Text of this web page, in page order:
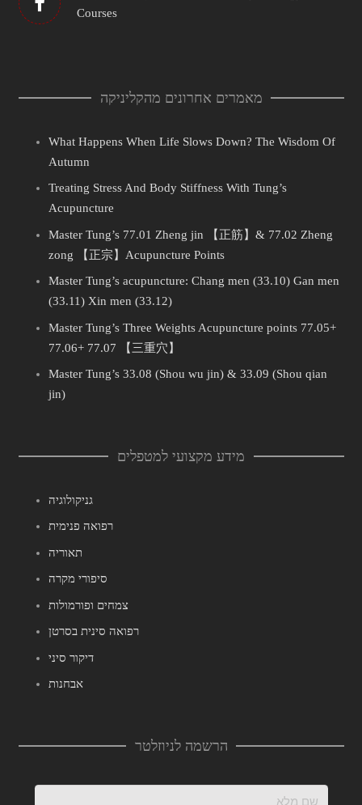
Courses
מאמרים אחרונים מהקליניקה
What Happens When Life Slows Down? The Wisdom Of
Autumn
Treating Stress And Body Stiffness With Tung’s
Acupuncture
Master Tung’s 77.01 Zheng jin 【正筋】& 77.02 Zheng
zong 【正宗】Acupuncture Points
Master Tung’s acupuncture: Chang men (33.10) Gan men
(33.11) Xin men (33.12)
Master Tung’s Three Weights Acupuncture points 77.05+
77.06+ 77.07 【三重穴】
Master Tung’s 33.08 (Shou wu jin) & 33.09 (Shou qian
jin)
מידע מקצועי למטפלים
גניקולוגיה
רפואה פנימית
תאוריה
סיפורי מקרה
צמחים ופורמולות
רפואה סינית בסרטן
דיקור סיני
אבחנות
הרשמה לניוזלטר